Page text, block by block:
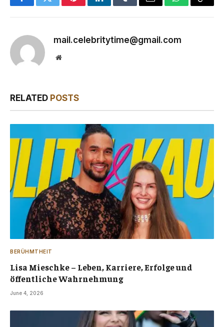
FacebookTwitterPinterestLinkedInTumblrEmail WhatsApp
Copy
mail.celebritytime@gmail.com
Website
RELATED POSTS
BERÜHMTHEIT
Lisa Mieschke – Leben, Karriere, Erfolge und
öffentliche Wahrnehmung
June 4, 2026